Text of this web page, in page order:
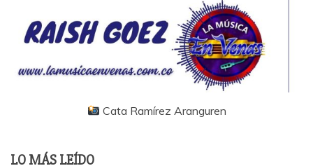
Cata Ramírez Aranguren
LO MÁS LEÍDO